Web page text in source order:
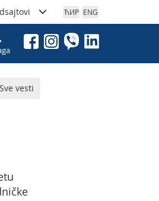
ЋИР ENG
Sve vesti